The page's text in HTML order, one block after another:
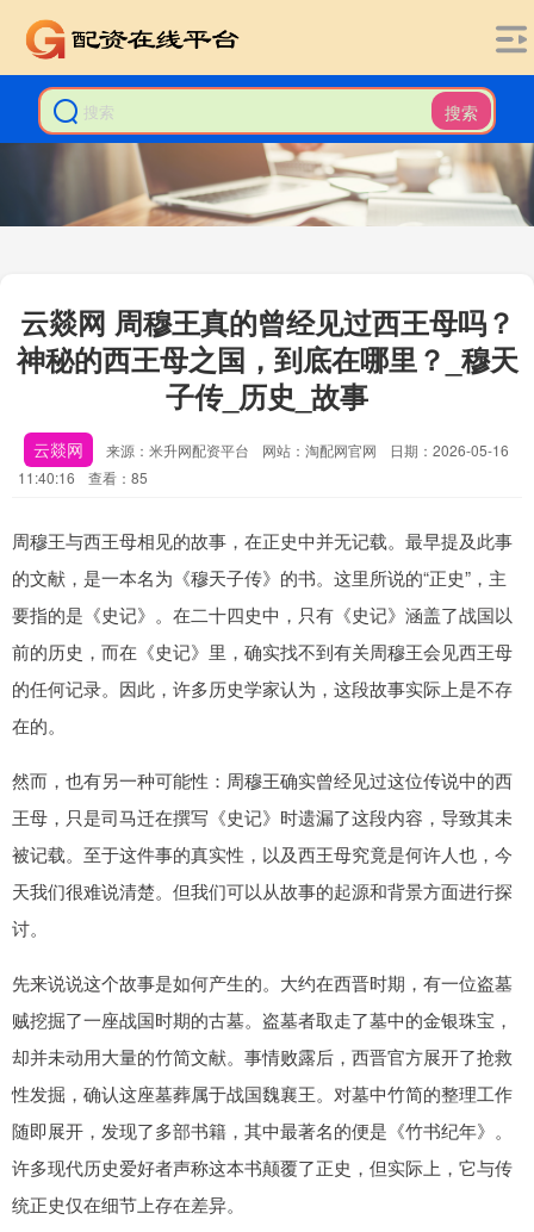
搜索
云燚网 周穆王真的曾经见过西王母吗？
神秘的西王母之国，到底在哪里？_穆天
子传_历史_故事
云燚网 来源：米升网配资平台 网站：淘配网官网
日期：2026-05-16
11:40:16
查看：85
周穆王与西王母相见的故事，在正史中并无记载。最早提及此事
的文献，是一本名为《穆天子传》的书。这里所说的“正史”，主
要指的是《史记》。在二十四史中，只有《史记》涵盖了战国以
前的历史，而在《史记》里，确实找不到有关周穆王会见西王母
的任何记录。因此，许多历史学家认为，这段故事实际上是不存
在的。
然而，也有另一种可能性：周穆王确实曾经见过这位传说中的西
王母，只是司马迁在撰写《史记》时遗漏了这段内容，导致其未
被记载。至于这件事的真实性，以及西王母究竟是何许人也，今
天我们很难说清楚。但我们可以从故事的起源和背景方面进行探
讨。
先来说说这个故事是如何产生的。大约在西晋时期，有一位盗墓
贼挖掘了一座战国时期的古墓。盗墓者取走了墓中的金银珠宝，
却并未动用大量的竹简文献。事情败露后，西晋官方展开了抢救
性发掘，确认这座墓葬属于战国魏襄王。对墓中竹简的整理工作
随即展开，发现了多部书籍，其中最著名的便是《竹书纪年》。
许多现代历史爱好者声称这本书颠覆了正史，但实际上，它与传
统正史仅在细节上存在差异。